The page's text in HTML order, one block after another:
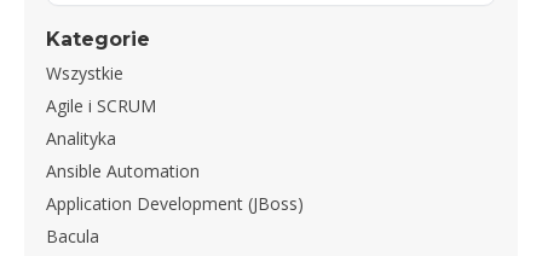
Kategorie
Wszystkie
Agile i SCRUM
Analityka
Ansible Automation
Application Development (JBoss)
Bacula